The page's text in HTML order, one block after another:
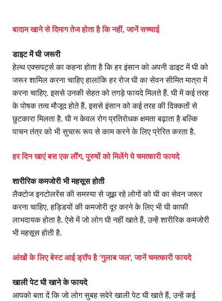
बादाम खाने से दिमाग तेज होता है कि नहीं, जानें सच्चाई
डाइट में घी जरूरी
हेल्थ एक्सपर्ट्स का कहना होता है कि हर इंसान को अपनी डाइट में घी को
जरूर शामिल करना चाहिए हालांकि हर रोज घी का सेवन सीमित मात्रा में
करना चाहिए. इससे उनकी सेहत को तगड़े फायदे मिलते हैं. घी में कई तरह
के पोषक तत्व मौजूद होते हैं. इससे इंसान को कई तरह की दिक्कतों से
छुटकारा मिलता है. घी न केवल रोग प्रतिरोधक क्षमता बढ़ाता है बल्कि
पाचन तंत्र को भी सुचारू रूप से काम करने के लिए प्रेरित करता है.
हर दिन खाएं बस एक लौंग, पुरुषों को मिलेंगे ये चमत्कारी फायदे
शारीरिक कमजोरी भी महसूस होती
लैक्टोज इनटोलरेंस की समस्या से जूझ रहे लोगों को घी का सेवन जरूर
करना चाहिए. हड्डियों की कमजोरी दूर करने के लिए भी घी काफी
लाभदायक होता है. ऐसे में जो लोग घी नहीं खाते हैं, उन्हें शारीरिक कमजोरी
भी महसूस होती है.
आंखों के लिए बेस्ट आई ड्रॉप है ‘गुलाब जल’, जानें चमत्कारी फायदे
खाली पेट घी खाने के फायदे
आपको बता दें कि जो लोग सुबह सवेरे खाली पेट घी खाते हैं, उन्हें कई